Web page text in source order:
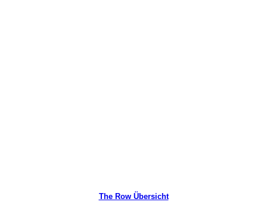
The Row Übersicht